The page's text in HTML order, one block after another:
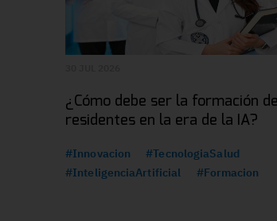
¿Cómo debe ser la formación
residentes en la era de la IA?
#Innovacion
#TecnologiaSalud
#InteligenciaArtificial
#Formacion